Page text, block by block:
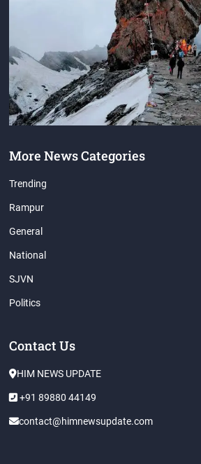
More News Categories
Trending
Rampur
General
National
SJVN
Politics
Contact Us
HIM NEWS UPDATE
+91 89880 44149
contact@himnewsupdate.com